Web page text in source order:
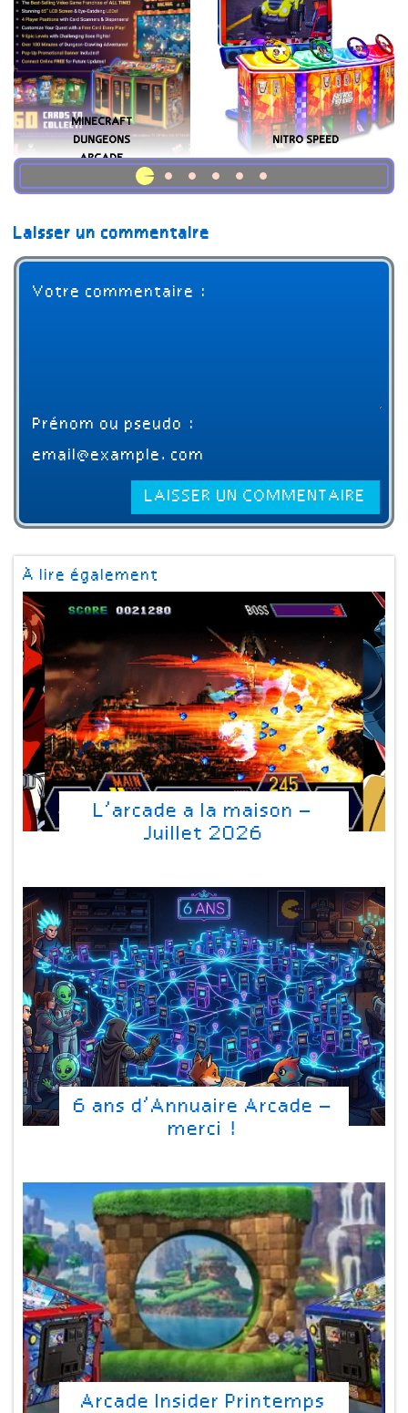
MINECRAFT
DUNGEONS
ARCADE
NITRO SPEED
Laisser un commentaire
À lire également
L’arcade a la maison –
Juillet 2026
6 ans d’Annuaire Arcade –
merci !
Arcade Insider Printemps